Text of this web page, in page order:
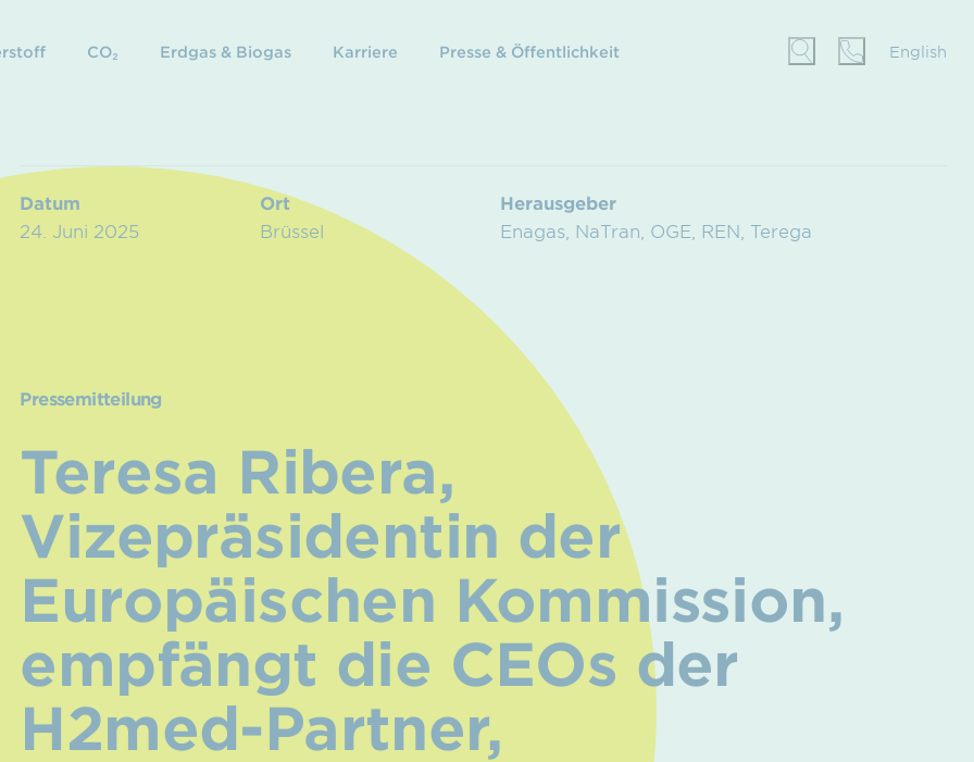
CO₂ Erdgas & Biogas Karriere Presse & Öffentlichkeit English
Datum
24. Juni 2025
Ort
Brüssel
Herausgeber
Enagas, NaTran, OGE, REN, Terega
Pressemitteilung
Teresa Ribera,
Vizepräsidentin der
Europäischen Kommission,
empfängt die CEOs der
H2med-Partner,